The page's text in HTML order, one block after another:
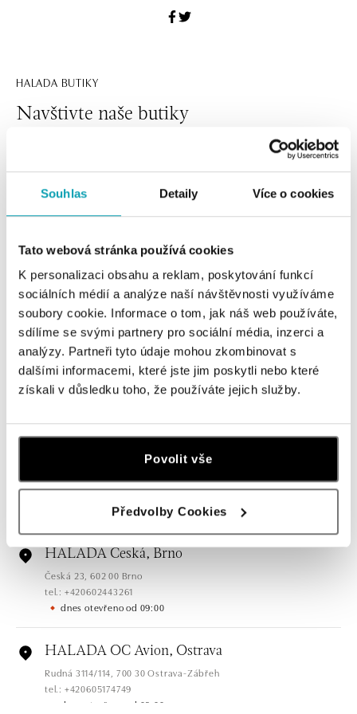
Souhlas Detaily Více o cookies
Tato webová stránka používá cookies
K personalizaci obsahu a reklam, poskytování funkcí
sociálních médií a analýze naší návštěvnosti využíváme
soubory cookie. Informace o tom, jak náš web používáte,
sdílíme se svými partnery pro sociální média, inzerci a
analýzy. Partneři tyto údaje mohou zkombinovat s
dalšími informacemi, které jste jim poskytli nebo které
získali v důsledku toho, že používáte jejich služby.
Povolit vše
Předvolby Cookies
HALADA BUTIKY
Navštivte naše butiky
Všechny Česko Slovensko
HALADA Pařížská, Praha
Pařížská 7, 110 00 Praha 1
tel.: +420724986111
HALADA Na Příkopě, Praha
Na Příkopě 16, 110 00 Praha 1
tel.: +420608028615
dnes otevřeno od 09:00
HALADA Česká, Brno
Česká 23, 602 00 Brno
tel.: +420602443261
dnes otevřeno od 09:00
HALADA OC Avion, Ostrava
Rudná 3114/114, 700 30 Ostrava-Zábřeh
tel.: +420605174749
dnes otevřeno od 09:00